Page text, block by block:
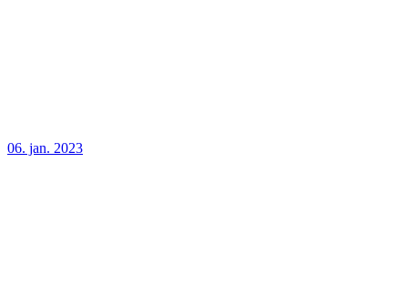
06. jan. 2023